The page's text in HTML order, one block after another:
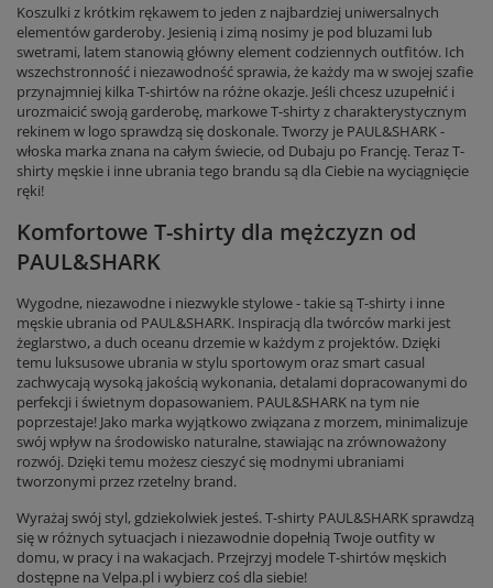
Koszulki z krótkim rękawem to jeden z najbardziej uniwersalnych
elementów garderoby. Jesienią i zimą nosimy je pod bluzami lub
swetrami, latem stanowią główny element codziennych outfitów. Ich
wszechstronność i niezawodność sprawia, że każdy ma w swojej szafie
przynajmniej kilka T-shirtów na różne okazje. Jeśli chcesz uzupełnić i
urozmaicić swoją garderobę, markowe T-shirty z charakterystycznym
rekinem w logo sprawdzą się doskonale. Tworzy je PAUL&SHARK -
włoska marka znana na całym świecie, od Dubaju po Francję. Teraz T-
shirty męskie i inne ubrania tego brandu są dla Ciebie na wyciągnięcie
ręki!
Komfortowe T-shirty dla mężczyzn od
PAUL&SHARK
Wygodne, niezawodne i niezwykle stylowe - takie są T-shirty i inne
męskie ubrania od PAUL&SHARK. Inspiracją dla twórców marki jest
żeglarstwo, a duch oceanu drzemie w każdym z projektów. Dzięki
temu luksusowe ubrania w stylu sportowym oraz smart casual
zachwycają wysoką jakością wykonania, detalami dopracowanymi do
perfekcji i świetnym dopasowaniem. PAUL&SHARK na tym nie
poprzestaje! Jako marka wyjątkowo związana z morzem, minimalizuje
swój wpływ na środowisko naturalne, stawiając na zrównoważony
rozwój. Dzięki temu możesz cieszyć się modnymi ubraniami
tworzonymi przez rzetelny brand.
Wyrażaj swój styl, gdziekolwiek jesteś. T-shirty PAUL&SHARK sprawdzą
się w różnych sytuacjach i niezawodnie dopełnią Twoje outfity w
domu, w pracy i na wakacjach. Przejrzyj modele T-shirtów męskich
dostępne na Velpa.pl i wybierz coś dla siebie!